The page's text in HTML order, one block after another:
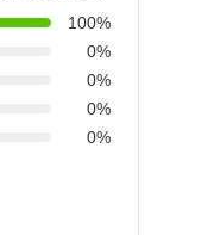
100%
0%
0%
0%
0%